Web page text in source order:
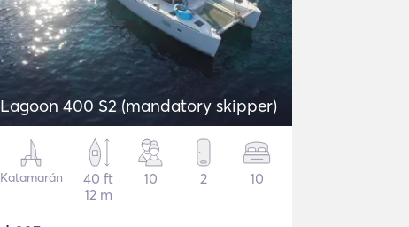
Lagoon 400 S2 (mandatory skipper)
Katamarán
40 ft
12 m
10 2 10